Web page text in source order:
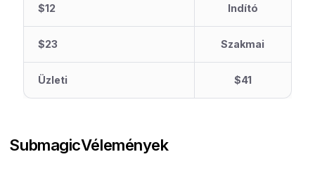
$12 Indító
$23 Szakmai
Üzleti $41
SubmagicVélemények